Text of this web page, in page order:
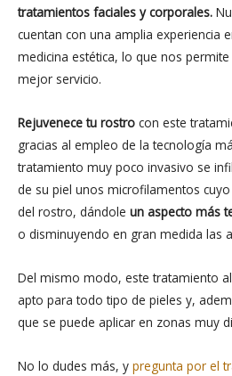
tratamientos faciales y corporales.
cuentan con una amplia experiencia
medicina estética, lo que nos
mejor servicio.
Rejuvenece tu rostro con este
gracias al empleo de la tecnología
tratamiento muy poco invasivo se
de su piel unos microfilamentos
del rostro, dándole un aspecto más
o disminuyendo en gran medida las
Del mismo modo, este tratamiento
apto para todo tipo de pieles y,
que se puede aplicar en zonas muy
No lo dudes más, y pregunta por el